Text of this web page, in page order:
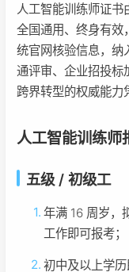
人工智能训练师证书
全国通用、终身有效
统官网核验信息，纳
通评审、企业招投标
跨界转型的权威能力
人工智能训练师
五级 / 初级工
年满 16 周岁，
工作即可报考；
初中及以上学历